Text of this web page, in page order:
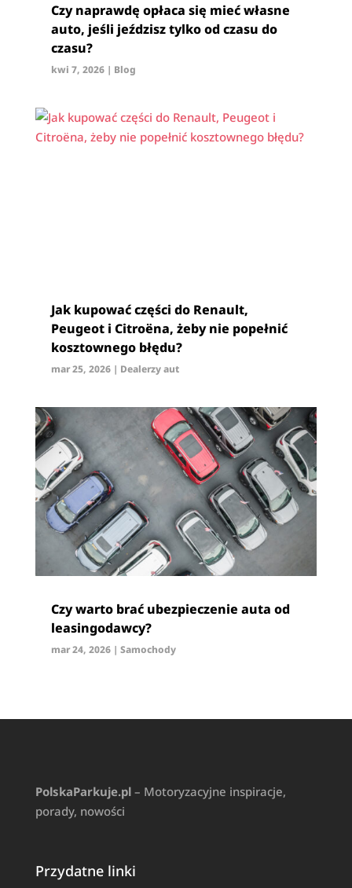
Czy naprawdę opłaca się mieć własne
auto, jeśli jeździsz tylko od czasu do
czasu?
kwi 7, 2026| Blog
Jak kupować części do Renault,
Peugeot i Citroëna, żeby nie popełnić
kosztownego błędu?
mar 25, 2026| Dealerzy aut
Czy warto brać ubezpieczenie auta od
leasingodawcy?
mar 24, 2026| Samochody
PolskaParkuje.pl– Motoryzacyjne inspiracje,
porady, nowości
Przydatne linki